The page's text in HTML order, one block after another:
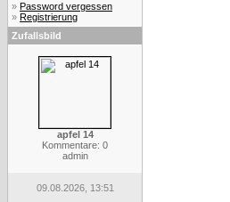
» Password vergessen
» Registrierung
Zufallsbild
apfel 14
Kommentare: 0
admin
09.08.2026, 13:51